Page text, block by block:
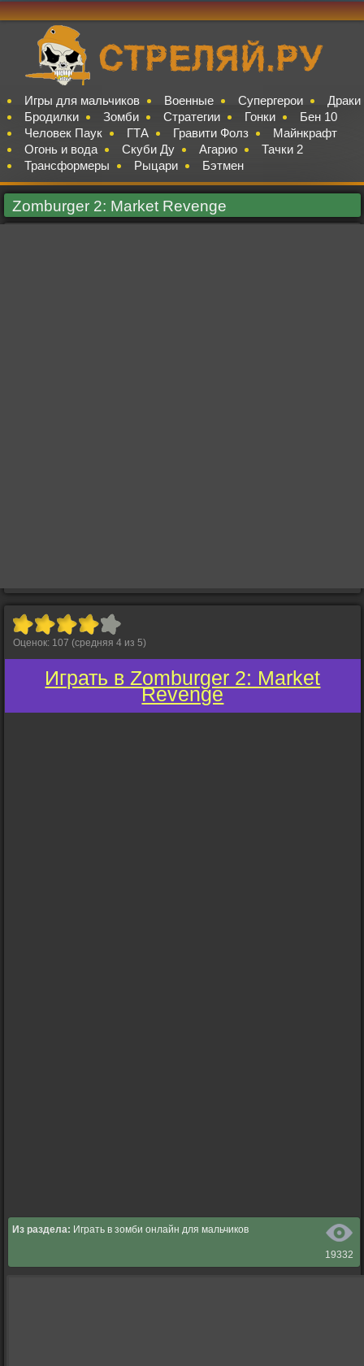
Игры для мальчиков Военные Супергерои
Драки
Бродилки
Зомби Стратегии Гонки
Бен 10
Человек Паук
ГТА Гравити Фолз
Майнкрафт
Огонь и вода
Скуби Ду Агарио
Тачки 2
Трансформеры
Рыцари Бэтмен
Zomburger 2: Market Revenge
Оценок: 107 (средняя 4 из 5)
Играть в Zomburger 2: Market
Revenge
19332
Из раздела: Играть в зомби онлайн для мальчиков